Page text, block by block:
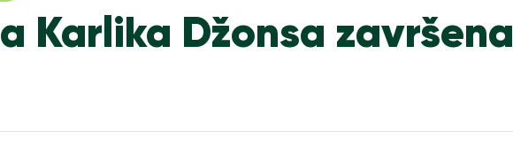
Karlika Džonsa završena